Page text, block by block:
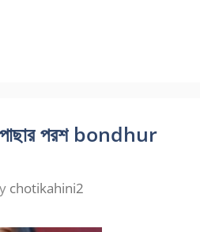
পাছার পরশ bondhur
chotikahini2